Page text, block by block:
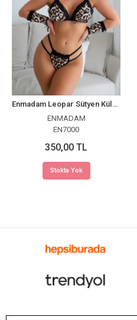
Enmadam Leopar Sütyen Külot Takım
ENMADAM
EN7000
350,00 TL
Stokta Yok